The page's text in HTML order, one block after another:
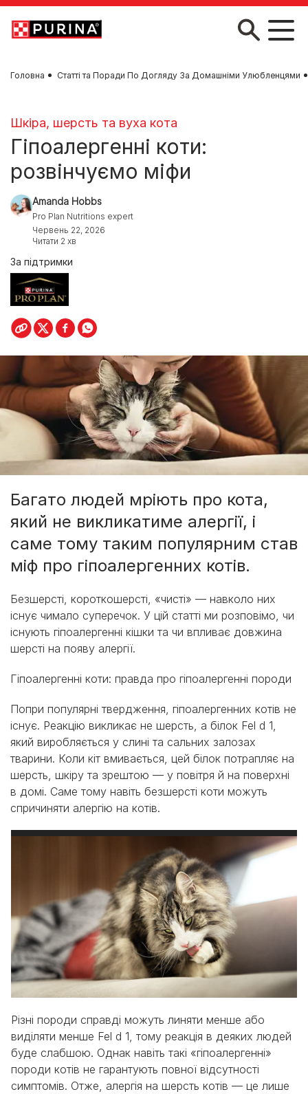
Skip to main content
Головна Статті та Поради По Догляду За Домашніми Улюбленцями
Шкіра, шерсть та вуха кота
Гіпоалергенні коти:
розвінчуємо міфи
Amanda Hobbs
Pro Plan Nutritions expert
Червень 22, 2026
Читати 2 хв
За підтримки
Багато людей мріють про кота,
який не викликатиме алергії, і
саме тому таким популярним став
міф про гіпоалергенних котів.
Безшерсті, короткошерсті, «чисті» — навколо них
існує чимало суперечок. У цій статті ми розповімо, чи
існують гіпоалергенні кішки та чи впливає довжина
шерсті на появу алергії.
Гіпоалергенні коти: правда про гіпоалергенні породи
Попри популярні твердження, гіпоалергенних котів не
існує. Реакцію викликає не шерсть, а білок Fel d 1,
який виробляється у слині та сальних залозах
тварини. Коли кіт вмивається, цей білок потрапляє на
шерсть, шкіру та зрештою — у повітря й на поверхні
в домі. Саме тому навіть безшерсті коти можуть
спричиняти алергію на котів.
Різні породи справді можуть линяти менше або
виділяти менше Fel d 1, тому реакція в деяких людей
буде слабшою. Однак навіть такі «гіпоалергенні»
породи котів не гарантують повної відсутності
симптомів. Отже, алергія на шерсть котів — це лише